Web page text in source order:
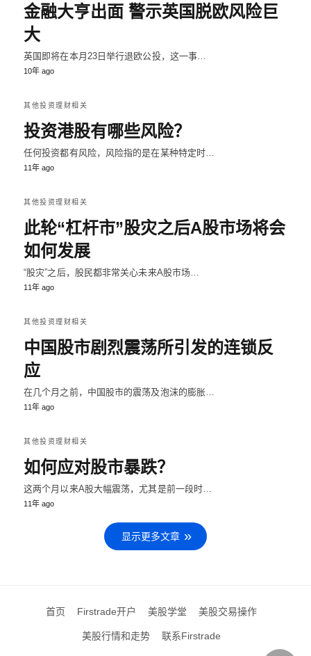
金融大亨出面 警示英国脱欧风险巨
大
英国即将在本月23日举行退欧公投，这一事…
10年 ago
其他投资理财相关
投资港股有哪些风险？
任何投资都有风险，风险指的是在某种特定时…
11年 ago
其他投资理财相关
此轮“杠杆市”股灾之后A股市场将会
如何发展
“股灾”之后，股民都非常关心未来A股市场…
11年 ago
其他投资理财相关
中国股市剧烈震荡所引发的连锁反
应
在几个月之前，中国股市的震荡及泡沫的膨胀…
11年 ago
其他投资理财相关
如何应对股市暴跌？
这两个月以来A股大幅震荡，尤其是前一段时…
11年 ago
显示更多文章
首页 Firstrade开户 美股学堂 美股交易操作
美股行情和走势 联系Firstrade